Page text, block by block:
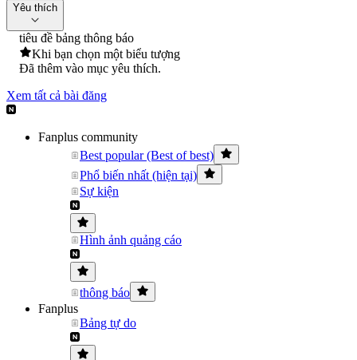
Yêu thích
tiêu đề bảng thông báo
Khi bạn chọn một biểu tượng
Đã thêm vào mục yêu thích.
Xem tất cả bài đăng
Fanplus community
Best popular (Best of best)
Phổ biến nhất (hiện tại)
Sự kiện
Hình ảnh quảng cáo
thông báo
Fanplus
Bảng tự do